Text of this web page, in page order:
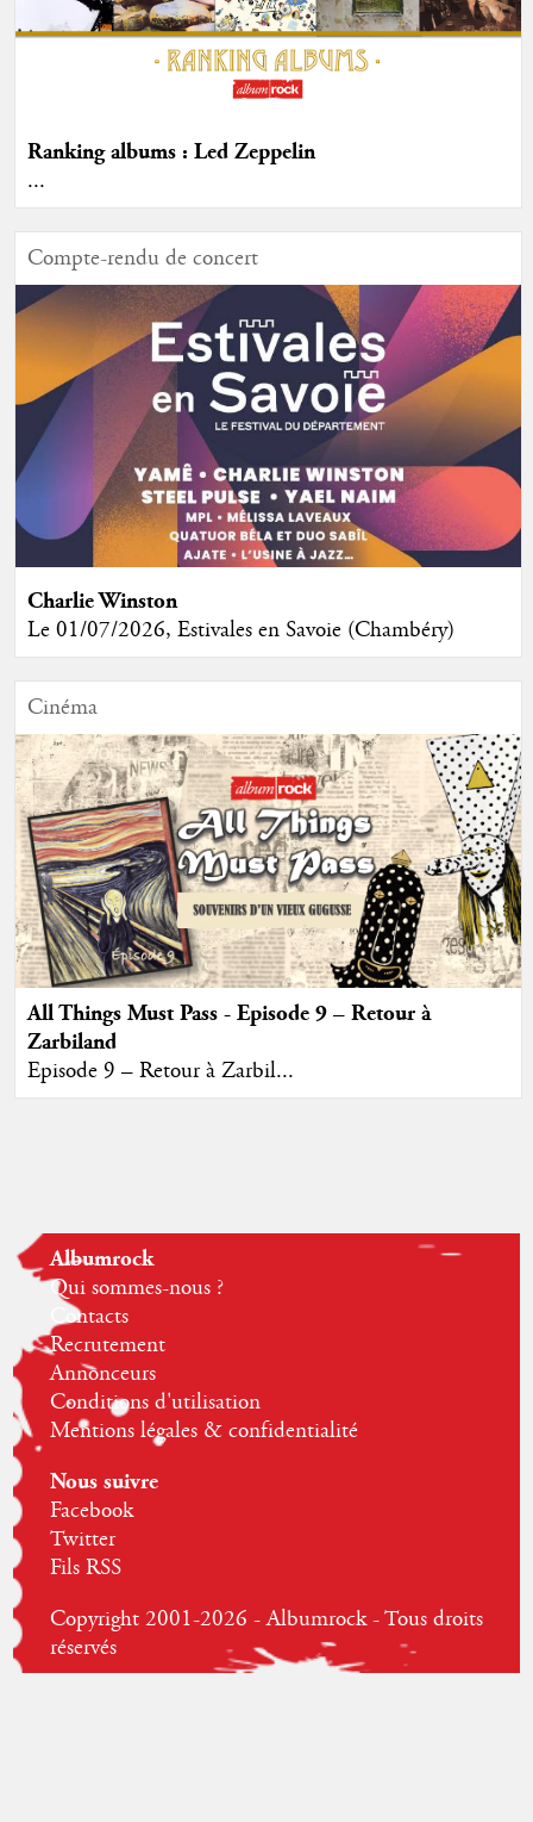
Ranking albums : Led Zeppelin
...
Compte-rendu de concert
Charlie Winston
Le 01/07/2026, Estivales en Savoie (Chambéry)
Cinéma
All Things Must Pass - Episode 9 – Retour à
Zarbiland
Episode 9 – Retour à Zarbil...
Albumrock
Qui sommes-nous ?
Contacts
Recrutement
Annonceurs
Conditions d'utilisation
Mentions légales & confidentialité
Nous suivre
Facebook
Twitter
Fils RSS
Copyright 2001-2026 - Albumrock - Tous droits
réservés